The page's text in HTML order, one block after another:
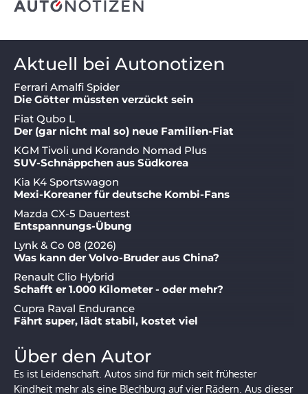
Aktuell bei Autonotizen
Ferrari Amalfi Spider
Die Götter müssten verzückt sein
Fiat Qubo L
Der (gar nicht mal so) neue Familien-Fiat
KGM Tivoli und Korando Nomad Plus
SUV-Schnäppchen aus Südkorea
Kia K4 Sportswagon
Mexi-Koreaner für deutsche Kombi-Fans
Mazda CX-5 Dauertest
Entspannungs-Übung
Lynk & Co 08 (2026)
Was kann der Volvo-Bruder aus China?
Renault Clio Hybrid
Schafft er 1.000 Kilometer - oder mehr?
Cupra Raval Endurance
Fährt super, lädt stabil, kostet viel
Über den Autor
Es ist Leidenschaft. Autos sind für mich seit frühester
Kindheit mehr als eine Blechburg auf vier Rädern. Aus dieser